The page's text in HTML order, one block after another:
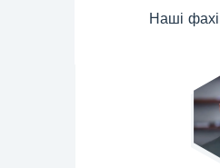
Наші
+420